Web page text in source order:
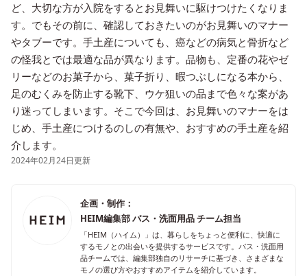
ど、大切な方が入院をするとお見舞いに駆けつけたくなりま
す。でもその前に、確認しておきたいのがお見舞いのマナー
やタブーです。手土産についても、癌などの病気と骨折など
の怪我とでは最適な品が異なります。品物も、定番の花やゼ
リーなどのお菓子から、菓子折り、暇つぶしになる本から、
足のむくみを防止する靴下、ウケ狙いの品まで色々な案があ
り迷ってしまいます。そこで今回は、お見舞いのマナーをは
じめ、手土産につけるのしの有無や、おすすめの手土産を紹
介します。
2024年02月24日更新
企画・制作：
HEIM編集部 バス・洗面用品 チーム担当
「HEIM（ハイム）」は、暮らしをちょっと便利に、快適に
するモノとの出会いを提供するサービスです。バス・洗面用
品チームでは、編集部独自のリサーチに基づき、さまざまな
モノの選び方やおすすめアイテムを紹介しています。